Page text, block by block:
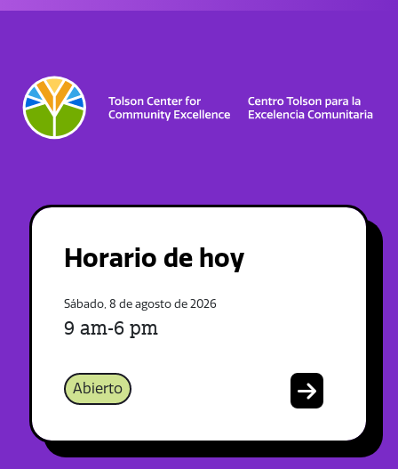
Horario de hoy
Sábado, 8 de agosto de 2026
9 am-6 pm
Abierto